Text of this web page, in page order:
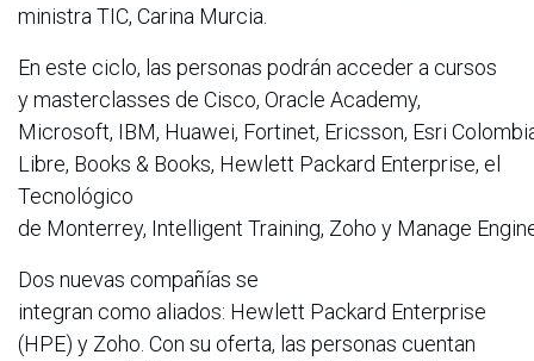
ministra TIC, Carina Murcia.
En este ciclo, las personas podrán acceder a cursos
y masterclasses de Cisco, Oracle Academy,
Microsoft, IBM, Huawei, Fortinet, Ericsson, Esri
Libre, Books & Books, Hewlett Packard Enterprise, el
Tecnológico
de Monterrey, Intelligent Training, Zoho y Manage
Dos nuevas compañías se
integran como aliados: Hewlett Packard Enterprise
(HPE) y Zoho. Con su oferta, las personas cuentan